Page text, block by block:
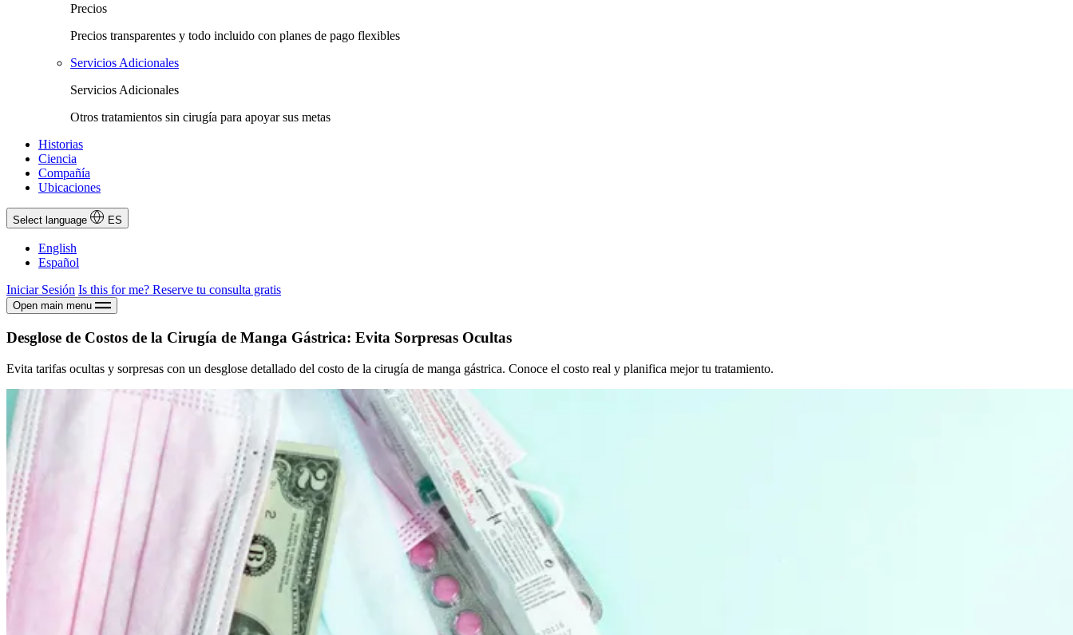
Precios
Precios transparentes y todo incluido con planes de pago flexibles
Servicios Adicionales
Servicios Adicionales
Otros tratamientos sin cirugía para apoyar sus metas
Historias
Ciencia
Compañía
Ubicaciones
Select language ES
English
Español
Iniciar Sesión Is this for me? Reserve tu consulta gratis
Open main menu
Desglose de Costos de la Cirugía de Manga Gástrica: Evita Sorpresas Ocultas
Evita tarifas ocultas y sorpresas con un desglose detallado del costo de la cirugía de manga gástrica. Conoce el costo real y planifica mejor tu tratamiento.